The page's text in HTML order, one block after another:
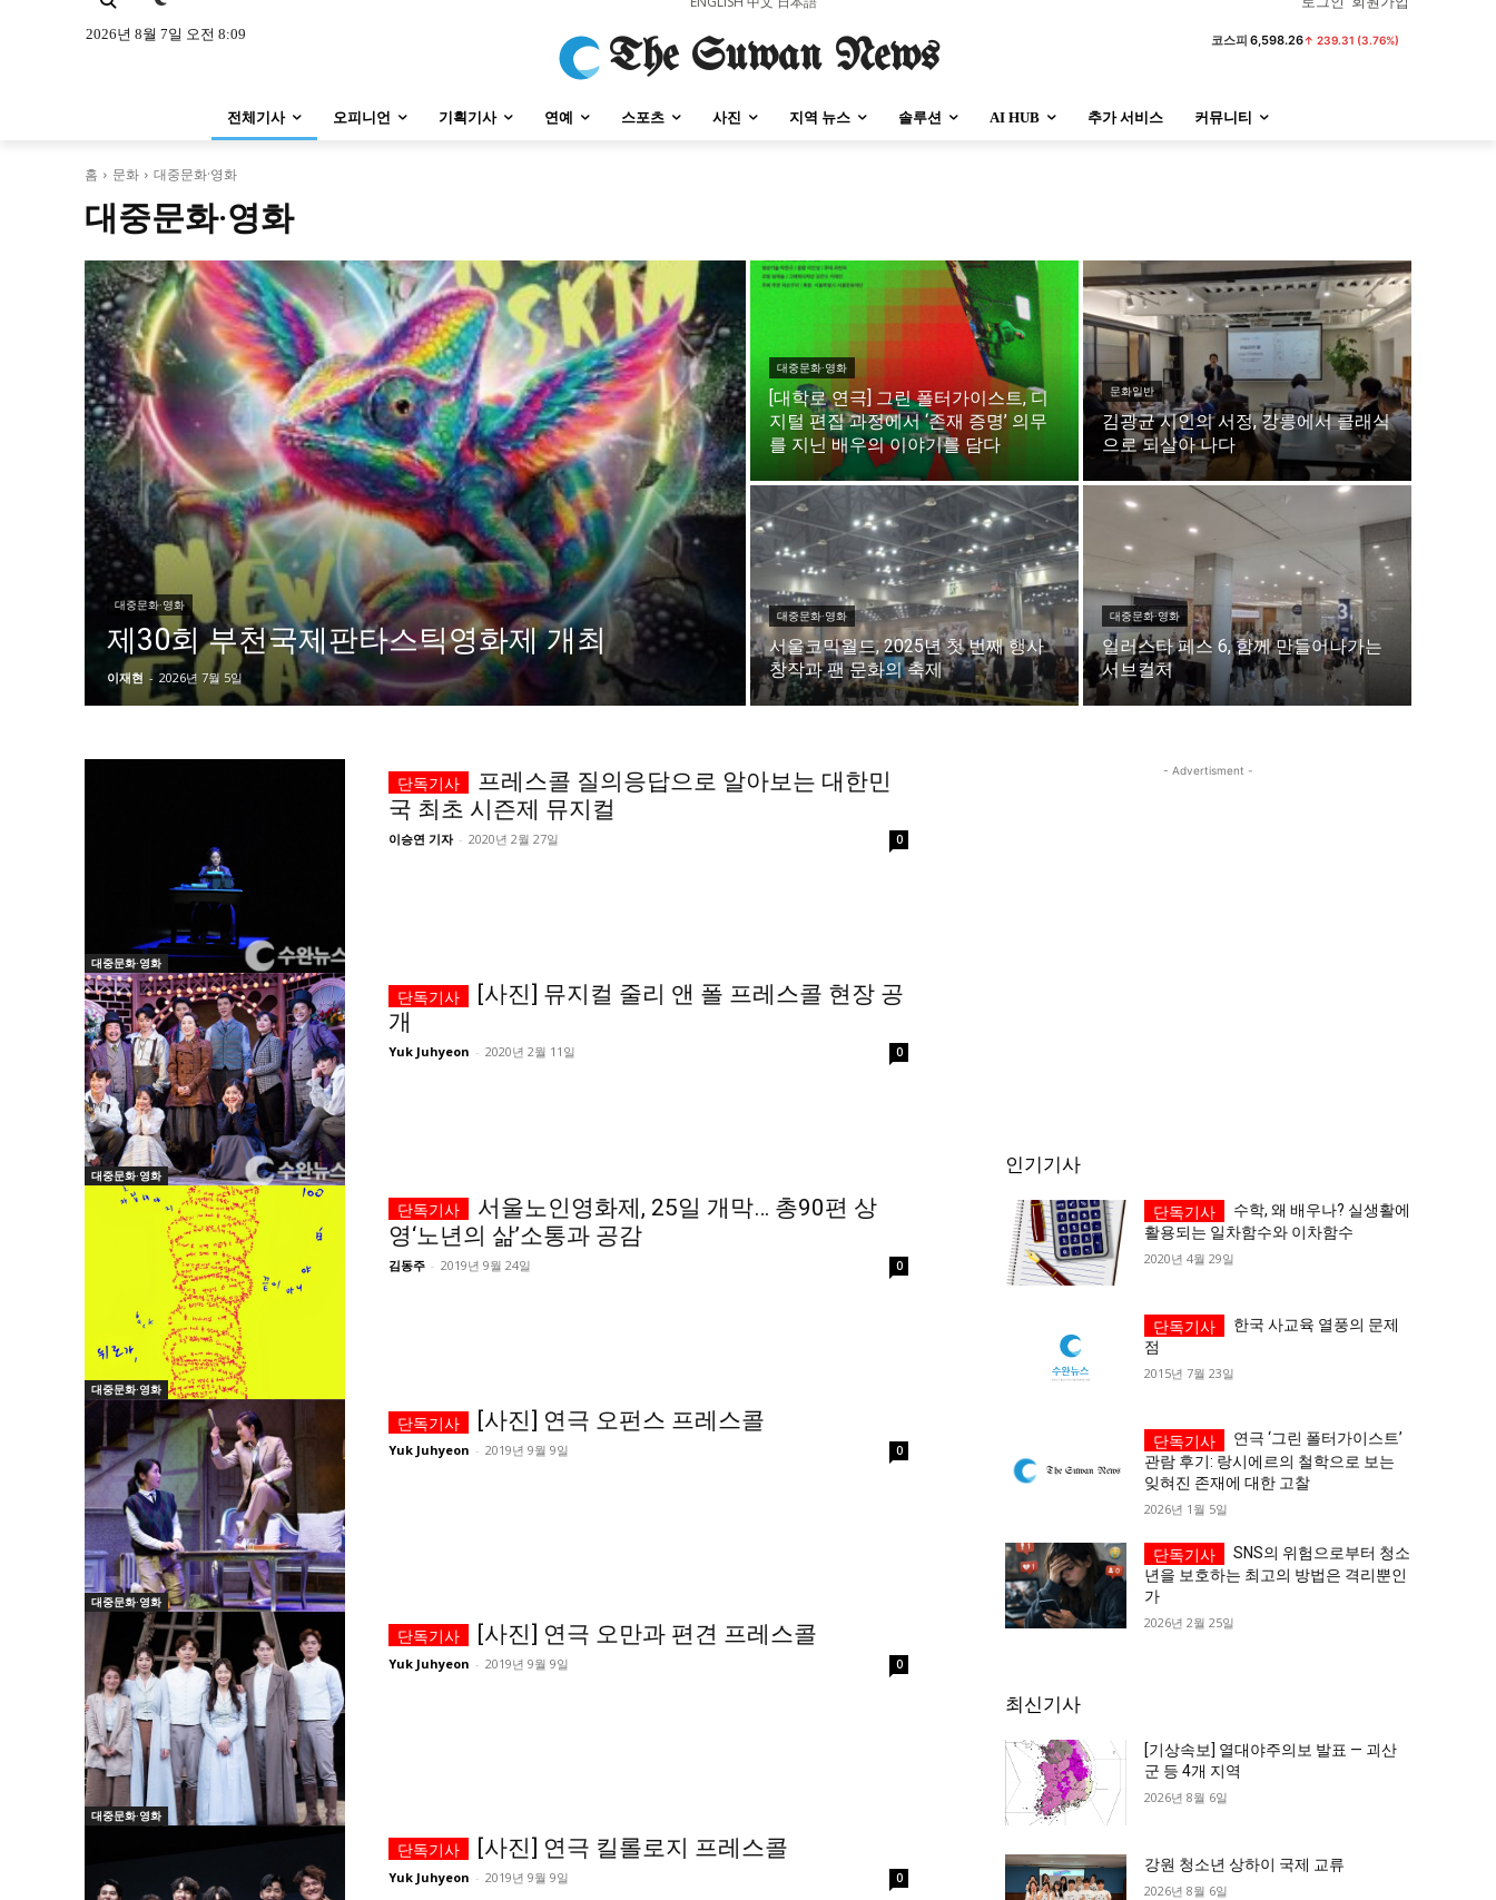
시 문학 (문학산책)
서울전역 인천지역 경기지역 강원지역 충청지역 세종지역 경상지역 전라지역 제주지역 부산/울산 대전지역 지방정가
ENG 中文 日文
커뮤니티
자유게시판 미니게임 운세 풀이
서비스 & 앱
수완뉴스 추천 서비스
이니셔티브 커리어 기자단 참여 저널리즘 바이브 출판서비스 스위프트 하이브 라라프레스
시 문학 (문학산책)
서울전역 인천지역 경기지역 강원지역 충청지역 세종지역 경상지역 전라지역 제주지역 부산/울산 대전지역 지방정가
ENG 中文 日文
커뮤니티
자유게시판 미니게임 운세 풀이
서비스 & 앱
수완뉴스 추천 서비스
이니셔티브 커리어 기자단 참여 저널리즘 바이브 출판서비스 스위프트 하이브 라라프레스
2026년 8월 7일 오전 8:09
The Suwan News 코스피 6,598.26↑ 239.31 (3.76%)
전체기사 오피니언 기획기사 연예 스포츠 사진 지역 뉴스 솔루션 AI HUB 추가 서비스 커뮤니티
홈 문화 대중문화·영화
대중문화·영화
대중문화·영화
제30회 부천국제판타스틱영화제 개최
이재현 - 2026년 7월 5일
대중문화·영화
[대학로 연극] 그린 폴터가이스트, 디
지털 편집 과정에서 ‘존재 증명’ 의무
를 지닌 배우의 이야기를 담다
문화일반
김광균 시인의 서정, 강릉에서 클래식
으로 되살아 나다
대중문화·영화
서울코믹월드, 2025년 첫 번째 행사
창작과 팬 문화의 축제
대중문화·영화
일러스타 페스 6, 함께 만들어나가는
서브컬처
대중문화·영화
프레스콜 질의응답으로 알아보는 대한민
국 최초 시즌제 뮤지컬
이승연 기자 - 2020년 2월 27일 0
대중문화·영화
[사진] 뮤지컬 줄리 앤 폴 프레스콜 현장 공
개
Yuk Juhyeon - 2020년 2월 11일 0
대중문화·영화
서울노인영화제, 25일 개막… 총90편 상
영‘노년의 삶’소통과 공감
김동주 - 2019년 9월 24일 0
대중문화·영화
[사진] 연극 오펀스 프레스콜
Yuk Juhyeon - 2019년 9월 9일 0
대중문화·영화
[사진] 연극 오만과 편견 프레스콜
Yuk Juhyeon - 2019년 9월 9일 0
[사진] 연극 킬롤로지 프레스콜
Yuk Juhyeon - 2019년 9월 9일 0
- Advertisment -
인기기사
수학, 왜 배우나? 실생활에
활용되는 일차함수와 이차함수
2020년 4월 29일
한국 사교육 열풍의 문제
점
2015년 7월 23일
연극 ‘그린 폴터가이스트’
관람 후기: 랑시에르의 철학으로 보는
잊혀진 존재에 대한 고찰
2026년 1월 5일
SNS의 위험으로부터 청소
년을 보호하는 최고의 방법은 격리뿐인
가
2026년 2월 25일
최신기사
[기상속보] 열대야주의보 발표 — 괴산
군 등 4개 지역
2026년 8월 6일
강원 청소년 상하이 국제 교류
2026년 8월 6일